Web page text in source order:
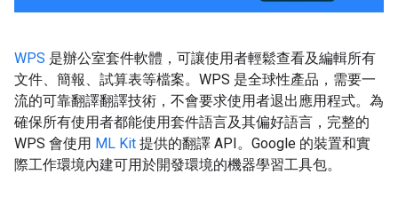
WPS 是辦公室套件軟體，可讓使用者輕鬆查看及編輯所有
文件、簡報、試算表等檔案。WPS 是全球性產品，需要一
流的可靠翻譯翻譯技術，不會要求使用者退出應用程式。為
確保所有使用者都能使用套件語言及其偏好語言，完整的
WPS 會使用 ML Kit 提供的翻譯 API。Google 的裝置和實
際工作環境內建可用於開發環境的機器學習工具包。